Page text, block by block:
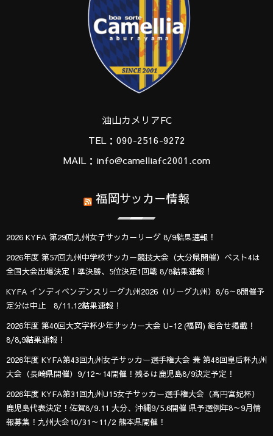
油山カメリアFC
TEL：090-2516-9272
MAIL：info@camelliafc2001.com
福岡サッカー情報
2026 KYFA 第29回九州女子サッカーリーグ 8/9結果速報！
2026年度 第57回九州中学校サッカー競技大会（大分県開催）ベスト4は
全国大会出場決定！準決勝、5位決定1回戦 8/8結果速報！
KYFA インディペンデンスリーグ九州2026（Iリーグ九州）8/6～8開催予
定分は中止 8/11.12結果速報！
2026年度 第40回大文字杯少年サッカー大会 U-12 (福岡) 組合せ掲載！
8/8,9結果速報！
2026年度 KYFA第43回九州女子サッカー選手権大会 兼 第48回皇后杯九州
大会（長崎県開催）9/12～14開催！残るは鹿児島8/9決定予定！
2026年度 KYFA第31回九州U15女子サッカー選手権大会（高円宮妃杯）
鹿児島代表決定！佐賀8/9.11 大分、沖縄9/5.6開催 県予選例年8～9月情
報募集！九州大会10/31～11/2 熊本県開催！